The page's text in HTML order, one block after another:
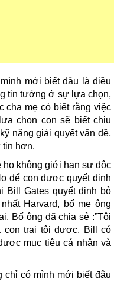
mới biết đâu là điều
tin tưởng ở sự lựa chọn,
cha mẹ có biết rằng việc
chọn con sẽ biết chịu
năng giải quyết vấn đề,
tin hơn.
họ không giới hạn sự độc
để con được quyết định
Bill Gates quyết định bỏ
Harvard, bố mẹ ông
Bố ông đã chia sẻ :”Tôi
con trai tôi được. Bill có
mục tiêu cá nhân và
chỉ có mình mới biết đâu